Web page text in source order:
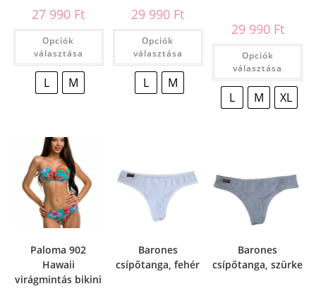
27 990 Ft
Opciók
választása
L M
29 990 Ft
Opciók
választása
L M
29 990 Ft
Opciók
választása
L M XL
Paloma 902
Hawaii
virágmintás bikini
Barones
csípőtanga, fehér
Barones
csípőtanga, szürke